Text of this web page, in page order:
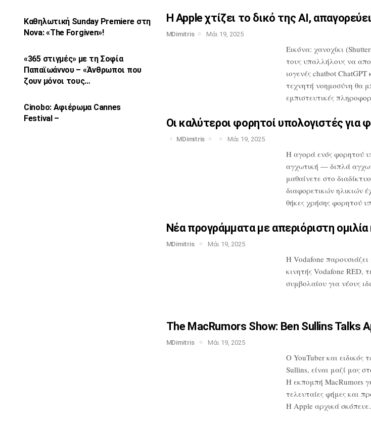
Καθηλωτική Sunday Premiere στη
Nova: «The Forgiven»!
«365 στιγμές» με τη Σοφία
Παπαϊωάννου – «Άνθρωποι που
ζουν μόνοι τους…
Cinobo: Αφιέρωμα Cannes
Festival –
Η Apple χτίζει το δικό της AI,
MDimitris Μάι 19, 2025
Εικόνα: χανοχίκι
τους υπαλλήλους να
ιογενέςchatbot ChatGPT
τεχνητή νοημοσύνη θα
εμπιστευτικές
Οι καλύτεροι φορητοί υπολογιστές για
MDimitris Μάι 19, 2025
Η αγορά ενός φορητού
αγχωτική — διπλά
μαθαίνετε στο
διαφορετικών ηλικιών
θήκες χρήσης φορητού
Νέα προγράμματα με απεριόριστη ομιλία
MDimitris Μάι 19, 2025
H Vodafone
κινητής Vodafone RED,
συμβολαίουγια νέους
The MacRumors Show: Ben Sullins Talks
MDimitris Μάι 19, 2025
Ο YouTuber και ειδικός
Sullins, είναι μαζί μας
Ηεκπομπή MacRumors
τελευταίες φήμες και
Η Apple αρχικά